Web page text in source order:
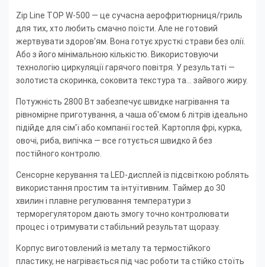
Zip Line TOP W-500 — це сучасна аерофритюрниця/гриль
для тих, хто любить смачно поїсти. Але не готовий
жертвувати здоров'ям. Вона готує хрусткі страви без олії.
Або з його мінімальною кількістю. Використовуючи
технологію циркуляції гарячого повітря. У результаті —
золотиста скоринка, соковита текстура та... зайвого жиру.
Потужність 2800 Вт забезпечує швидке нагрівання та
рівномірне приготування, а чаша об'ємом 6 літрів ідеально
підійде для сім'ї або компанії гостей. Картопля фрі, курка,
овочі, риба, випічка — все готується швидко й без
постійного контролю.
Сенсорне керування та LED-дисплей із підсвіткою роблять
використання простим та інтуїтивним. Таймер до 30
хвилин і плавне регулювання температури з
терморегулятором дають змогу точно контролювати
процес і отримувати стабільний результат щоразу.
Корпус виготовлений із металу та термостійкого
пластику, не нагрівається під час роботи та стійко стоїть